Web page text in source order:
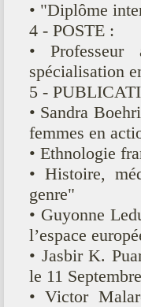
• "Diplôme
4 - POSTE :
• Professeur
spécialisation
5 -
• Sandra
femmes en
• Ethnologie
• Histoire,
genre"
• Guyonne
l’espace
• Jasbir K.
le 11 Septembre
• Victor